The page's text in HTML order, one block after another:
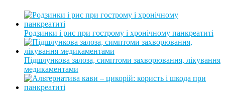
Родзинки і рис при гострому і хронічному панкреатиті
Підшлункова залоза, симптоми захворювання, лікування
медикаментами